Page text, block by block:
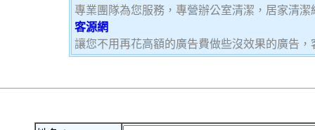
專業團隊為您服務，專營辦公室清潔，居家清
客源網
讓您不用再花高額的廣告費做些沒效果的廣告